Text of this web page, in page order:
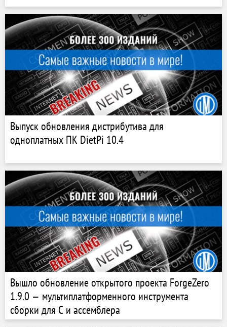
Выпуск обновления дистрибутива для
одноплатных ПК DietPi 10.4
Вышло обновление открытого проекта ForgeZero
1.9.0 — мультиплатформенного инструмента
сборки для C и ассемблера